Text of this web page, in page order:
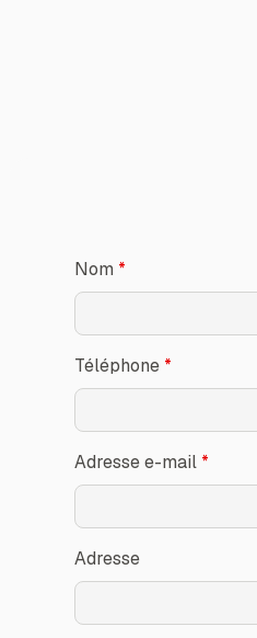
Nom *
Téléphone *
Adresse e-mail *
Adresse